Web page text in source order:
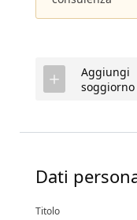
Aggiungi
soggiorno
Dati
Titolo